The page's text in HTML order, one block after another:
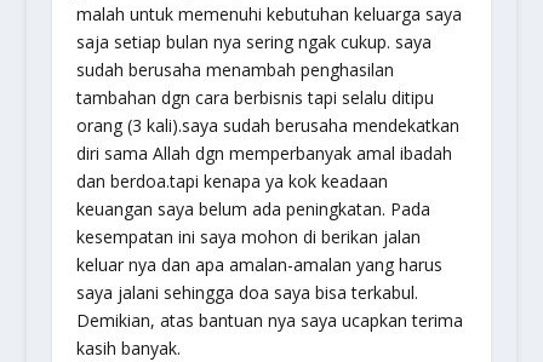
malah untuk memenuhi kebutuhan keluarga saya
saja setiap bulan nya sering ngak cukup. saya
sudah berusaha menambah penghasilan
tambahan dgn cara berbisnis tapi selalu ditipu
orang (3 kali).saya sudah berusaha mendekatkan
diri sama Allah dgn memperbanyak amal ibadah
dan berdoa.tapi kenapa ya kok keadaan
keuangan saya belum ada peningkatan. Pada
kesempatan ini saya mohon di berikan jalan
keluar nya dan apa amalan-amalan yang harus
saya jalani sehingga doa saya bisa terkabul.
Demikian, atas bantuan nya saya ucapkan terima
kasih banyak.